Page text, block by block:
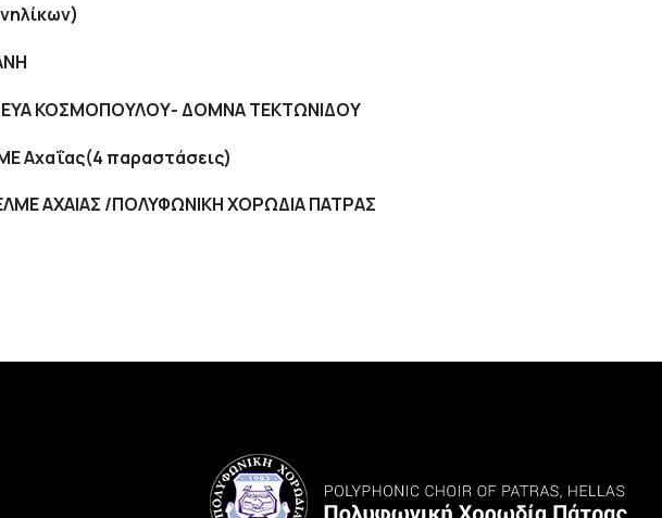
ΕΥΑ ΚΟΣΜΟΠΟΥΛΟΥ- ΔΟΜΝΑ ΤΕΚΤΩΝΙΔΟΥ
Αχαΐας(4 παραστάσεις)
ΑΧΑΙΑΣ /ΠΟΛΥΦΩΝΙΚΗ ΧΟΡΩΔΙΑ ΠΑΤΡΑΣ